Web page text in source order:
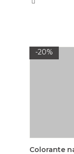
-20%
Colorante